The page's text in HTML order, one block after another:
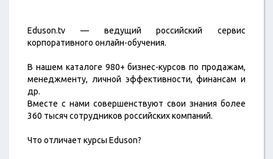
Eduson.tv — ведущий российский сервис
корпоративного онлайн-обучения.
В нашем каталоге 980+ бизнес-курсов по продажам,
менеджменту, личной эффективности, финансам и
др.
Вместе с нами совершенствуют свои знания более
360 тысяч сотрудников российских компаний.
Что отличает курсы Eduson?